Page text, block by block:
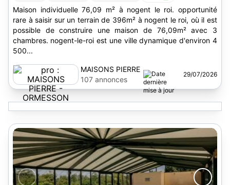
Maison individuelle 76,09 m² à nogent le roi. opportunité
rare à saisir sur un terrain de 396m² à nogent le roi, où il est
possible de construire une maison de 76,09m² avec 3
chambres. nogent-le-roi est une ville dynamique d'environ 4
500...
MAISONS PIERRE
- ORMESSON
107 annonces
29/07/2026